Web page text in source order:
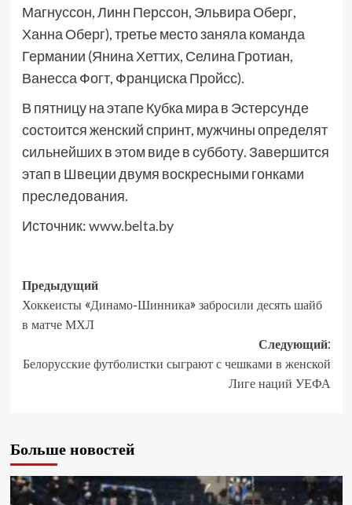
Магнуссон, Линн Перссон, Эльвира Оберг,
Ханна Оберг), третье место заняла команда
Германии (Янина Хеттих, Селина Гротиан,
Ванесса Фогт, Франциска Пройсс).
В пятницу на этапе Кубка мира в Эстерсунде
состоится женский спринт, мужчины определят
сильнейших в этом виде в субботу. Завершится
этап в Швеции двумя воскресными гонками
преследования.
Источник:www.belta.by
Предыдущий
Хоккеисты «Динамо-Шинника» забросили десять шайб
в матче МХЛ
Следующий:
Белорусские футболистки сыграют с чешками в женской
Лиге наций УЕФА
Больше новостей